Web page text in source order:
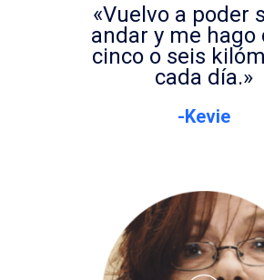
«Vuelvo a poder
andar y me hago
cinco o seis
cada día.»
-Kevie